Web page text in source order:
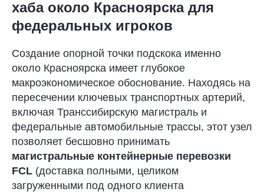
хаба около Красноярска для
федеральных игроков
Создание опорной точки подскока именно
около Красноярска имеет глубокое
макроэкономическое обоснование. Находясь на
пересечении ключевых транспортных артерий,
включая Транссибирскую магистраль и
федеральные автомобильные трассы, этот узел
позволяет бесшовно принимать
магистральные контейнерные перевозки
FCL (доставка полными, целиком
загруженными под одного клиента